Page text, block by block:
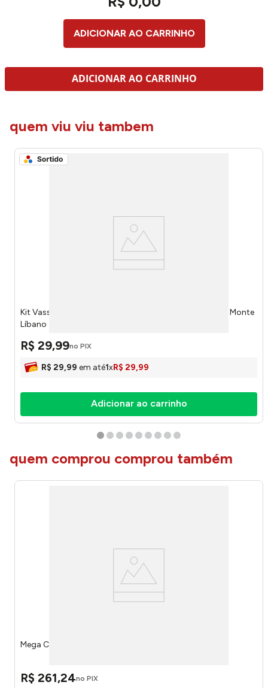
ADICIONAR AO CARRINHO
ADICIONAR AO CARRINHO
quem viu viu tambem
Kit Vassourinha com Rodo e Pá Infantil Sortido 4010 - Monte
Líbano
R$ 29,99no PIX
R$ 29,99 em até1xR$ 29,99
Adicionar ao carrinho
quem comprou comprou também
Mega Cozinha Toy Chef 0571 - Samba Toys
R$ 261,24no PIX